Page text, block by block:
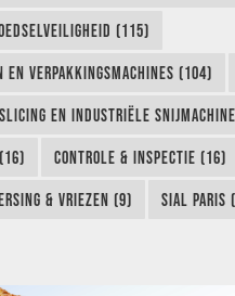
(115)
EN VERPAKKINGSMACHINES (104)
SLICING EN INDUSTRIËLE
CONTROLE & INSPECTIE (16)
& VRIEZEN (9) SIAL PARIS